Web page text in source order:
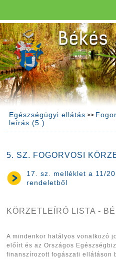
Egészségügyi ellátás >>
leírás (5.)
5. SZ. FOGORVOSI
17. sz. melléklet a 11/
rendeletből
KÖRZETLEÍRÓ LISTA -
A mindenkor hatályos vonatkozó
előírt és az Országos
finanszírozott fogászati ellátáson